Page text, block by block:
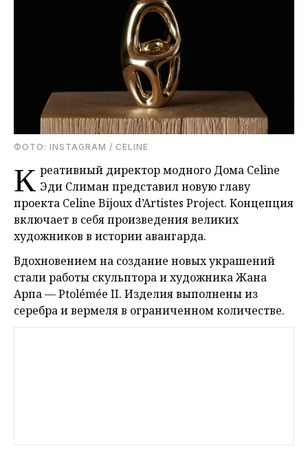
ФОТО: INSTAGRAM / CELINE
К реативный директор модного Дома Celine
Эди Слиман представил новую главу
проекта Celine Bijoux d’Artistes Project. Концепция
включает в себя произведения великих
художников в истории авангарда.
Вдохновением на создание новых украшений
стали работы скульптора и художника Жана
Арпа — Ptolémée II. Изделия выполнены из
серебра и вермеля в ограниченном количестве.